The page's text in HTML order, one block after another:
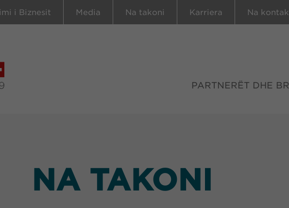
i Biznesit Media Na takoni Karriera Na
PARTNERËT DHE
NA TAKONI